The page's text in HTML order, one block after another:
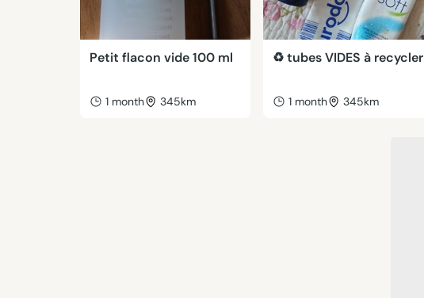
Petit flacon vide 100 ml
1 month 345km
♻️ tubes VIDES à recycler
1 month 345km